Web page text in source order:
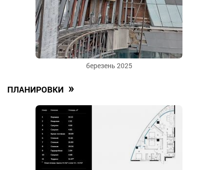
березень 2025
ПЛАНИРОВКИ »